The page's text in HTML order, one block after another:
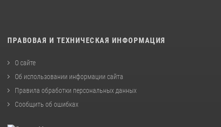
ПРАВОВАЯ И ТЕХНИЧЕСКАЯ ИНФОРМАЦИЯ
О сайте
Об использовании информации сайта
Правила обработки персональных данных
Сообщить об ошибках